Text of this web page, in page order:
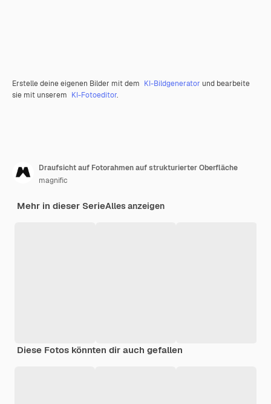
Erstelle deine eigenen Bilder mit dem KI-Bildgenerator und bearbeite
sie mit unserem KI-Fotoeditor.
Draufsicht auf Fotorahmen auf strukturierter Oberfläche
magnific
Mehr in dieser SerieAlles anzeigen
Diese Fotos könnten dir auch gefallen